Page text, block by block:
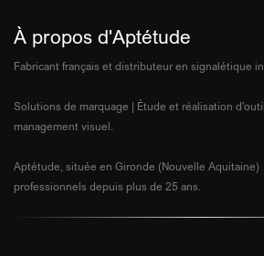
À propos d'Aptétude
Fabricant français et distributeur en signalétique
Solutions de marquage | Étude et réalisation
management visuel.
Aptétude, située en Gironde (Nouvelle Aquitaine)
professionnels depuis plus de 25 ans.